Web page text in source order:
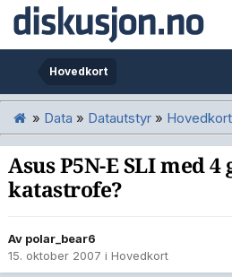
Hovedkort
» Data » Datautstyr » Hovedkort
Asus P5N-E SLI med 4
katastrofe?
Av polar_bear6
15. oktober 2007 i Hovedkort